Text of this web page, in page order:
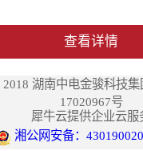
查看详情
湖南中电金骏科技
17020967号
犀牛云提供企业云服
湘公网安备：